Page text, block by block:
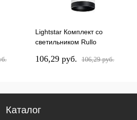
Lightstar Комплект со
светильником Rullo
106,29 pуб. 106,29 pуб.
Каталог